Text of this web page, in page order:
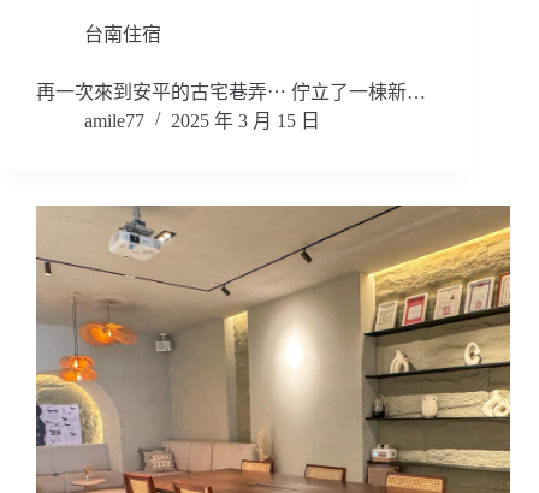
台南住宿
再一次來到安平的古宅巷弄⋯ 佇立了一棟新…
amile77
2025 年 3 月 15 日